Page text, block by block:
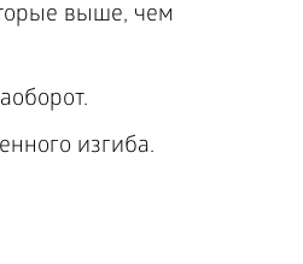
выше, чем
изгиба.